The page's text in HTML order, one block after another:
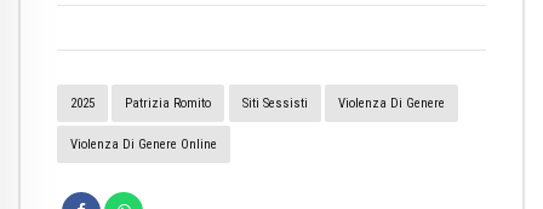
2025 Patrizia Romito Siti Sessisti Violenza Di Genere
Violenza Di Genere Online